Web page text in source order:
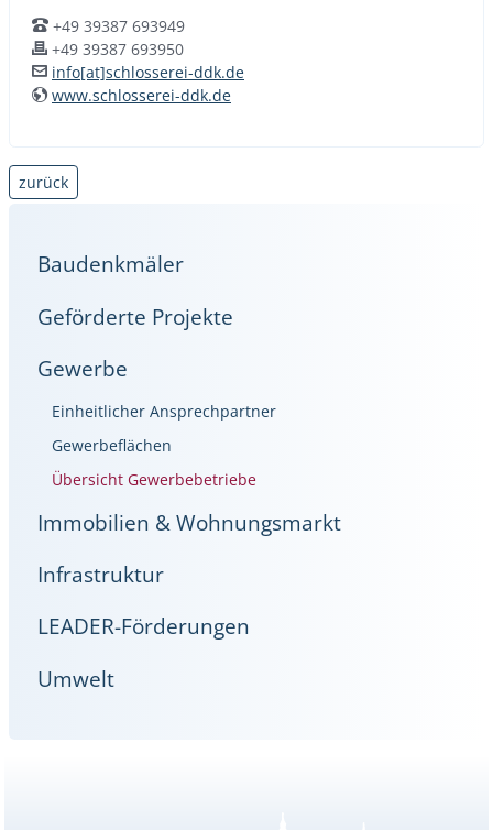
Telefon:
+49 39387 693949
Fax:
+49 39387 693950
E-Mail:
info[at]schlosserei-ddk.de
WWW:
www.schlosserei-ddk.de
zurück
Baudenkmäler
Geförderte Projekte
Gewerbe
Einheitlicher Ansprechpartner
Gewerbeflächen
Übersicht Gewerbebetriebe
Immobilien & Wohnungsmarkt
Infrastruktur
LEADER-Förderungen
Umwelt